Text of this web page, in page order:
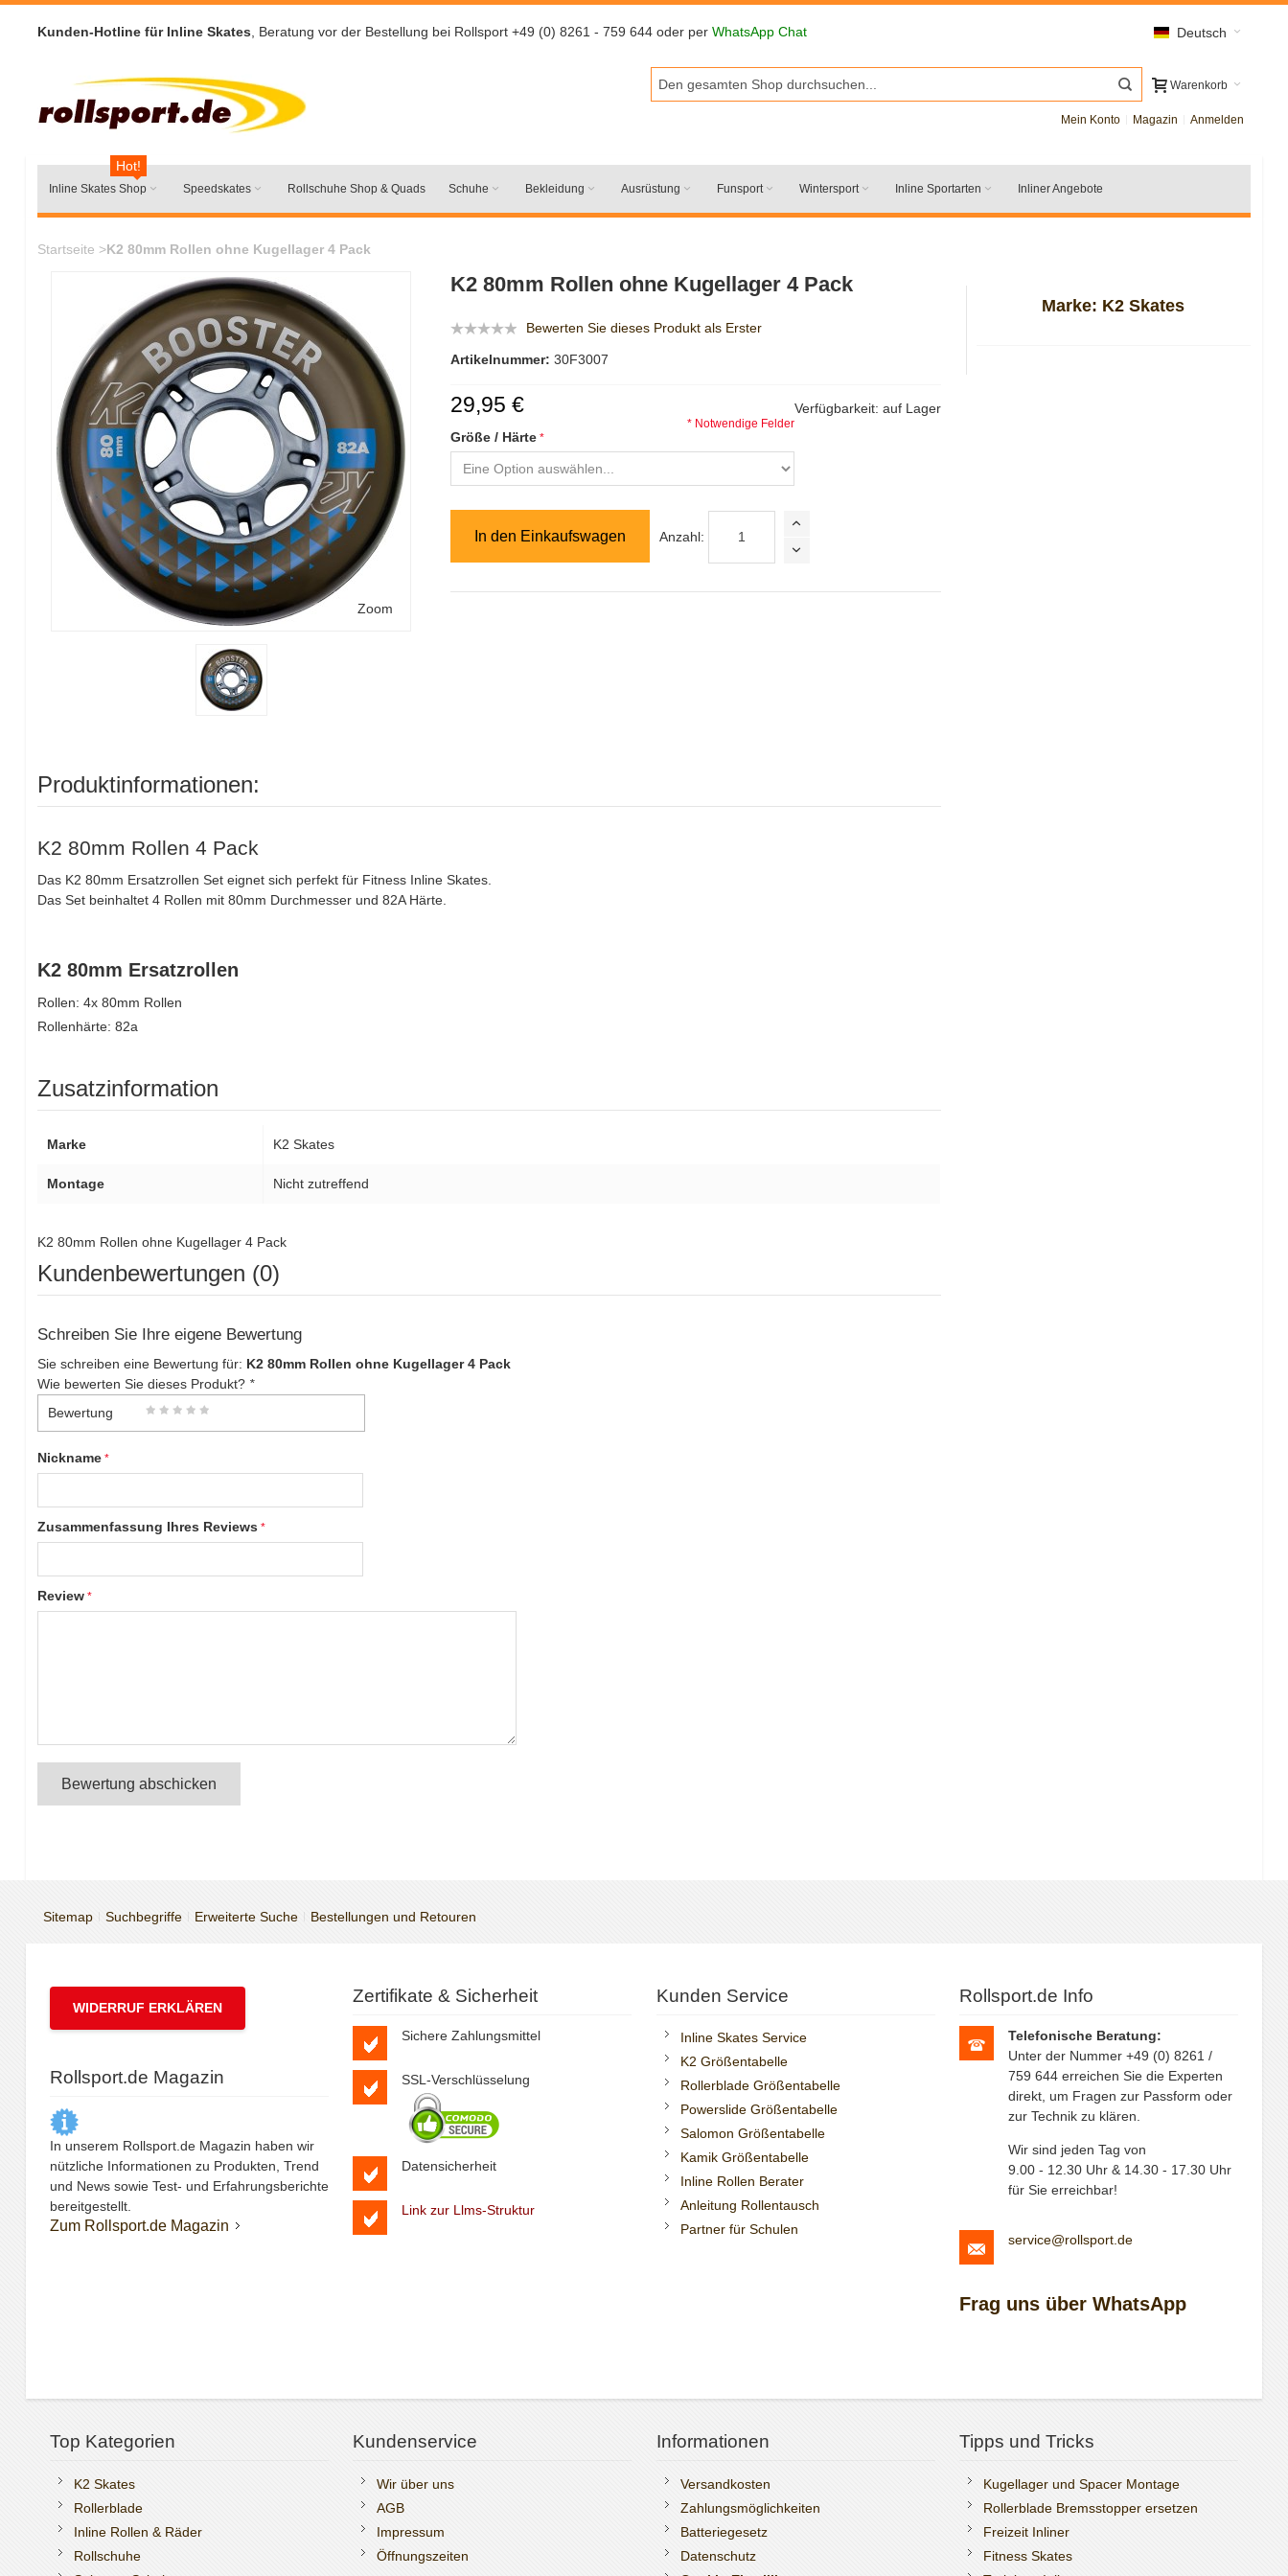
Kunden-Hotline für Inline Skates , Beratung vor der Bestellung bei Rollsport +49 (0) 8261 - 759 644 oder per WhatsApp Chat Deutsch
Warenkorb
Mein Konto Magazin Anmelden
Inline Skates Shop
Hot!
Speedskates Rollschuhe Shop & Quads Schuhe Bekleidung Ausrüstung Funsport Wintersport Inline Sportarten Inliner Angebote
Startseite >K2 80mm Rollen ohne Kugellager 4 Pack
Zoom
K2 80mm Rollen ohne Kugellager 4 Pack
Bewerten Sie dieses Produkt als Erster
Artikelnummer: 30F3007
Verfügbarkeit: auf Lager
29,95 €
Größe / Härte
* Notwendige Felder
Anzahl:
In den Einkaufswagen
Marke: K2 Skates
Produktinformationen:
K2 80mm Rollen 4 Pack
Das K2 80mm Ersatzrollen Set eignet sich perfekt für Fitness Inline Skates.
Das Set beinhaltet 4 Rollen mit 80mm Durchmesser und 82A Härte.
K2 80mm Ersatzrollen
Rollen: 4x 80mm Rollen
Rollenhärte: 82a
Zusatzinformation
Marke K2 Skates
Montage Nicht zutreffend
K2 80mm Rollen ohne Kugellager 4 Pack
Kundenbewertungen (0)
Schreiben Sie Ihre eigene Bewertung
Sie schreiben eine Bewertung für: K2 80mm Rollen ohne Kugellager 4 Pack
Wie bewerten Sie dieses Produkt? *
Bewertung
Nickname
Zusammenfassung Ihres Reviews
Review
Bewertung abschicken
Sitemap Suchbegriffe Erweiterte Suche Bestellungen und Retouren
WIDERRUF ERKLÄREN
Rollsport.de Magazin
In unserem Rollsport.de Magazin haben wir
nützliche Informationen zu Produkten, Trend
und News sowie Test- und Erfahrungsberichte
bereitgestellt.
Zum Rollsport.de Magazin
Zertifikate & Sicherheit
Sichere Zahlungsmittel
SSL-Verschlüsselung
Datensicherheit
Link zur Llms-Struktur
Kunden Service
Inline Skates Service
K2 Größentabelle
Rollerblade Größentabelle
Powerslide Größentabelle
Salomon Größentabelle
Kamik Größentabelle
Inline Rollen Berater
Anleitung Rollentausch
Partner für Schulen
Rollsport.de Info
Telefonische Beratung:
Unter der Nummer +49 (0) 8261 /
759 644 erreichen Sie die Experten
direkt, um Fragen zur Passform oder
zur Technik zu klären.
Wir sind jeden Tag von
9.00 - 12.30 Uhr & 14.30 - 17.30 Uhr
für Sie erreichbar!
service@rollsport.de
Frag uns über WhatsApp
Top Kategorien
K2 Skates
Rollerblade
Inline Rollen & Räder
Rollschuhe
Kundenservice
Wir über uns
AGB
Impressum
Öffnungszeiten
Informationen
Versandkosten
Zahlungsmöglichkeiten
Batteriegesetz
Datenschutz
Tipps und Tricks
Kugellager und Spacer Montage
Rollerblade Bremsstopper ersetzen
Freizeit Inliner
Fitness Skates